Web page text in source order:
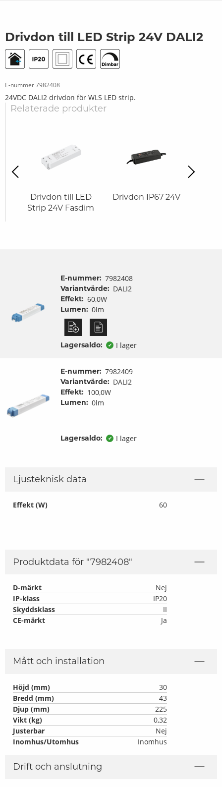
Drivdon till LED Strip 24V DALI2
E-nummer7982408
24VDC DALI2 drivdon för WLS LED strip.
Relaterade produkter
Drivdon till LED
Strip 24V Fasdim
Drivdon IP67 24V
Next
E-nummer: 7982408
Variantvärde: DALI2
Effekt: 60,0W
Lumen: 0lm
Lagersaldo: ✔ I lager
E-nummer: 7982409
Variantvärde: DALI2
Effekt: 100,0W
Lumen: 0lm
Lagersaldo: ✔ I lager
Ljusteknisk data
Effekt (W) 60
Produktdata för "7982408"
D-märkt
Nej
IP-klass
IP20
Skyddsklass
II
CE-märkt
Ja
Mått och installation
Höjd (mm)
30
Bredd (mm)
43
Djup (mm)
225
Vikt (kg)
0,32
Justerbar
Nej
Inomhus/Utomhus
Inomhus
Drift och anslutning